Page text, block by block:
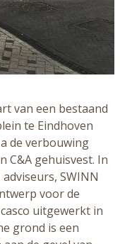
van een bestaand
te Eindhoven
de verbouwing
C&A gehuisvest. In
SWINN
voor de
uitgewerkt in
grond is een